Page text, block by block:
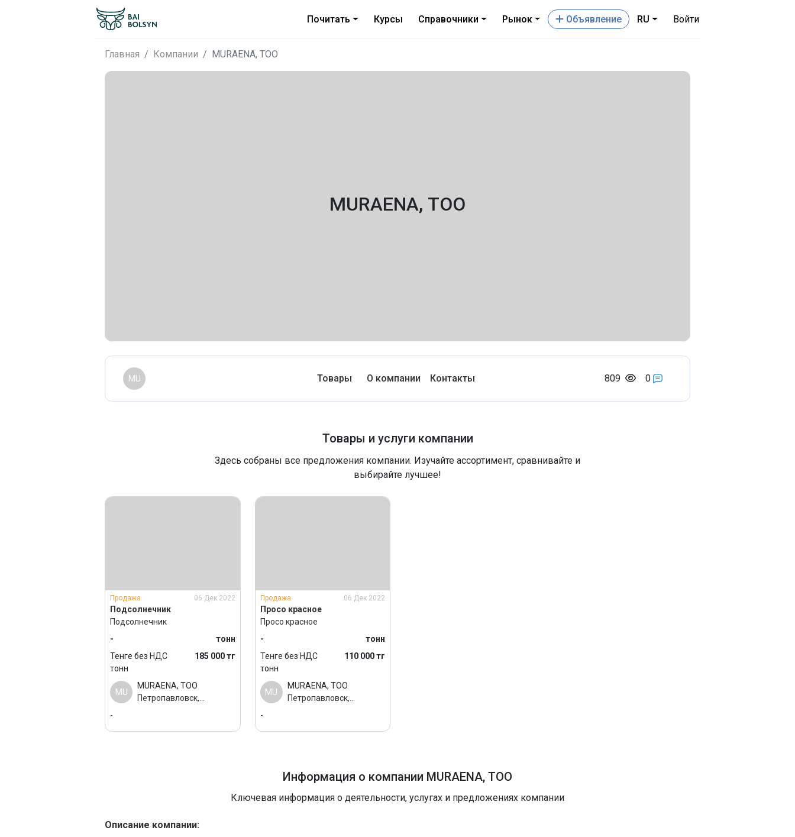
Почитать Курсы Справочники Рынок Oбъявление RU Войти
Главная Компании MURAENA, ТОО
MURAENA, ТОО
MU Товары О компании Контакты 809 0
Товары и услуги компании
Здесь собраны все предложения компании. Изучайте ассортимент, сравнивайте и
выбирайте лучшее!
Продажа 06 Дек 2022
Подсолнечник
Подсолнечник
-
тонн
Тенге без НДС
тонн
185 000 тг
MU
MURAENA, ТОО
Петропавловск,
-
Продажа 06 Дек 2022
Просо красное
Просо красное
-
тонн
Тенге без НДС
тонн
110 000 тг
MU
MURAENA, ТОО
Петропавловск,
-
Информация о компании MURAENA, ТОО
Ключевая информация о деятельности, услугах и предложениях компании
Описание компании: